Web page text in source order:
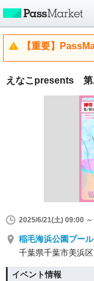
【重要】
えなこpresents 第
2025/6/21(土) 09:00
稲毛海浜公園プール
千葉県千葉市美浜
イベント情報